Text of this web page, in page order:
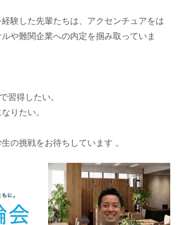
験した先輩たちは、アクセンチュアをは
や難関企業への内定を掴み取っていま
習得したい。
りたい。
の挑戦をお待ちしています 。